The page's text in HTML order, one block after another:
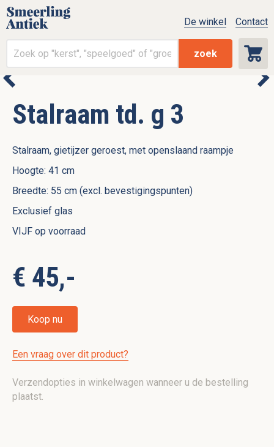
zoek
De winkel Contact
Stalraam td. g 3
Stalraam, gietijzer geroest, met openslaand raampje
Hoogte: 41 cm
Breedte: 55 cm (excl. bevestigingspunten)
Exclusief glas
VIJF op voorraad
€ 45,-
Koop nu
Een vraag over dit product?
Verzendopties in winkelwagen wanneer u de bestelling
plaatst.